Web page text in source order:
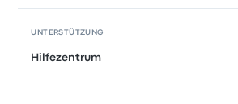
UNTERSTÜTZUNG
Hilfezentrum